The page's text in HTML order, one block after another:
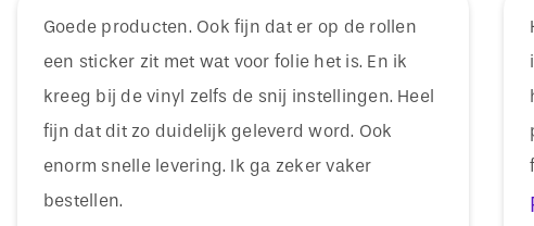
Goede producten. Ook fijn dat er op de rollen
een sticker zit met wat voor folie het is. En ik
kreeg bij de vinyl zelfs de snij instellingen. Heel
fijn dat dit zo duidelijk geleverd word. Ook
enorm snelle levering. Ik ga zeker vaker
bestellen.